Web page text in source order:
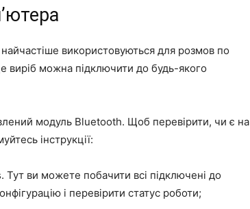
використовуються для розмов по
виріб можна підключити до будь-якого
модуль Bluetooth. Щоб перевірити, чи є на
інструкції:
ви можете побачити всі підключені до
і перевірити статус роботи;